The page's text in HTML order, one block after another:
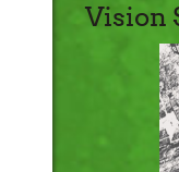
Vision